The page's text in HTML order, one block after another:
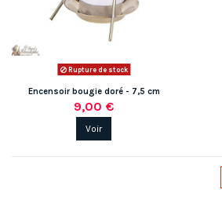
Rupture de stock
Encensoir bougie doré - 7,5 cm
9,00 €
Voir